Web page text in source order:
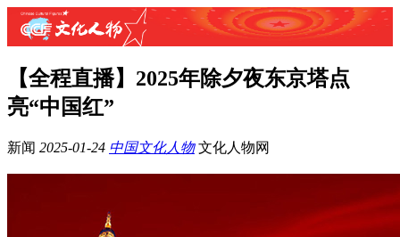
【全程直播】2025年除夕夜东京塔点
亮“中国红”
新闻 2025-01-24 中国文化人物 文化人物网